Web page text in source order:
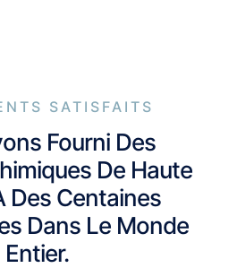
SATISFAITS
Fourni Des
De Haute
Des Centaines
Dans Le Monde
Entier.